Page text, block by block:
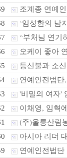
조계종 연예
‘임성한의 남
“부처님 연기
오케이 좋아
등신불과 소
연예인전법단
'비밀의 여자'
이채영, 임혁
(주)울릉산림
아시아 리더
연예인전법